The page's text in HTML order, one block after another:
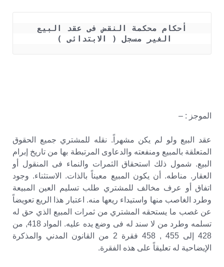
الغير مسجل ( الابتدائى )
الموجز : –
عقد البيع ولو لم يكن مشهراً. نقله للمشتري جميع الحقوق
المتعلقة بالمبيع ومنفعته والدعاوى المرتبطة بها من تاريخ إبرام
البيع. شمول ذلك استحقاق الثمرات والنماء فى المنقول أو
العقار. مناطه. أن يكون المبيع معيناً بالذات. الاستثناء. وجود
اتفاق أو عرف مخالف للمشتري طلب تسليم العين المبيعة
وطرد الغاصب منها واستيداء ريعها منه. اعتبار هذا الريع تعويضاً
عن غصب ما يستحقه المشتري من ثمرات المبيع الذي حق له
تسلمه وطرد من لا سند له فى وضع يده عليه. المواد 418, من
428 إلى 455 , 458 فقرة 2 من القانون المدني والمذكرة
الإيضاحية له تعليقاً على هذه الفقرة.